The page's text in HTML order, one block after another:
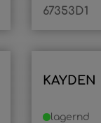
67353D1
KAYDEN
lagernd